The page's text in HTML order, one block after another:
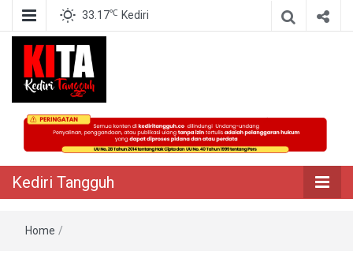
33.17℃ Kediri
Kediri Tangguh
Berita Akurat Terpercaya
Kediri Tangguh
Home /